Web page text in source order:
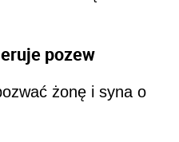
pozew
żonę i syna o